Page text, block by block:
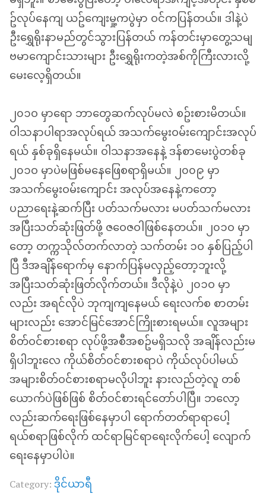
ဥ်လုပ်နေကျ ယဥ်ကျေးမှု့ကပွဲမှာ ဝင်ကပြန်တယ်။ ဒါနဲ့ပဲ
ဦးရွှေရိုးနာမည်တွင်သွားပြန်တယ် ကန်တင်းမှာတွေ့သမျ
ဗမာကျောင်းသားများ ဦးရွှေရိုးကတဲ့အစ်ကိုကြီးလားလို့
မေးလေ့ရှိတယ်။
၂၀၁ဝ မှာရော ဘာတွေဆက်လုပ်မလဲ စဥ်းစားမိတယ်။
ဝါသနာပါရာအလုပ်ရယ် အသက်မွေးဝမ်းကျောင်းအလုပ်
ရယ် နှစ်ခုရှိနေမယ်။ ဝါသနာအနေနဲ့ ဒန်စာမေးပွဲတစ်ခု
၂၀၁ဝ မှာပဲမဖြစ်မနေဖြေစရာရှိမယ်။ ၂၀၀၉ မှာ
အသက်မွေးဝမ်းကျောင်း အလုပ်အနေနဲ့ကတော့
ပညာရေးနဲ့ဆက်ပြီး ပတ်သက်မလား မပတ်သက်မလား
အပြီးသတ်ဆုံးဖြတ်ဖို့ ဇဝေဇဝါဖြစ်နေတယ်။ ၂၀၁ဝ မှာ
တော့ တက္ကသိုလ်တက်လာတဲ့ သက်တမ်း ၁ဝ နှစ်ပြည့်ပါ
ပြီ ဒီအချိန်ရောက်မှ နောက်ပြန်မလှည့်တော့ဘူးလို့
အပြီးသတ်ဆုံးဖြတ်လိုက်တယ်။ ဒီလိုနဲ့ပဲ ၂၀၁ဝ မှာ
လည်း အရင်လိုပဲ ဘုကျကျနေမယ် ရေးလက်စ စာတမ်း
များလည်း အောင်မြင်အောင်ကြိုးစားရမယ်။ လူအများ
စိတ်ဝင်စားစရာ လုပ်ဖို့အစီအစဥ်မရှိသလို အချိန်လည်းမ
ရှိပါဘူးလေ ကိုယ်စိတ်ဝင်စားစရာပဲ ကိုယ်လုပ်ပါမယ်
အများစိတ်ဝင်စားစရာမလိုပါဘူး နားလည်တဲ့လူ တစ်
ယောက်ပဲဖြစ်ဖြစ် စိတ်ဝင်စားရင်တော်ပါပြီ။ ဘလော့
လည်းဆက်ရေးဖြစ်နေမှာပါ ရောက်တတ်ရာရာပေါ့
ရယ်စရာဖြစ်လိုက် ထင်ရာမြင်ရာရေးလိုက်ပေါ့ လျောက်
ရေးနေမှာပါပဲ။
Category: ဒိုင်ယာရီ